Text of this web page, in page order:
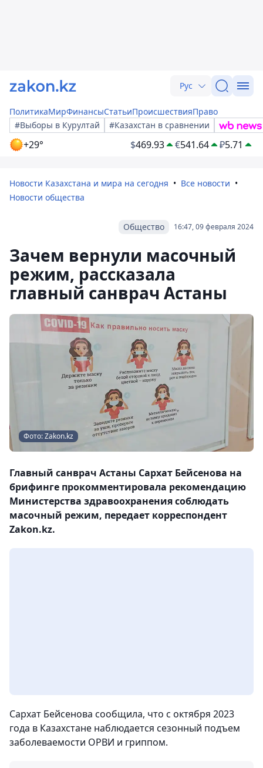
Рус
ПолитикаМирФинансыСтатьиПроисшествияПраво
#Выборы в Курултай
#Казахстан в сравнении
+29° $469.93 €541.64 ₽5.71
Новости Казахстана и мира на сегодня
Все новости
Новости общества
16:47, 09 февраля 2024
Общество
Зачем вернули масочный
режим, рассказала
главный санврач Астаны
Фото: Zakon.kz
Главный санврач Астаны Сархат Бейсенова на
брифинге прокомментировала рекомендацию
Министерства здравоохранения соблюдать
масочный режим, передает корреспондент
Zakon.kz.
Сархат Бейсенова сообщила, что с октября 2023
года в Казахстане наблюдается сезонный подъем
заболеваемости ОРВИ и гриппом.